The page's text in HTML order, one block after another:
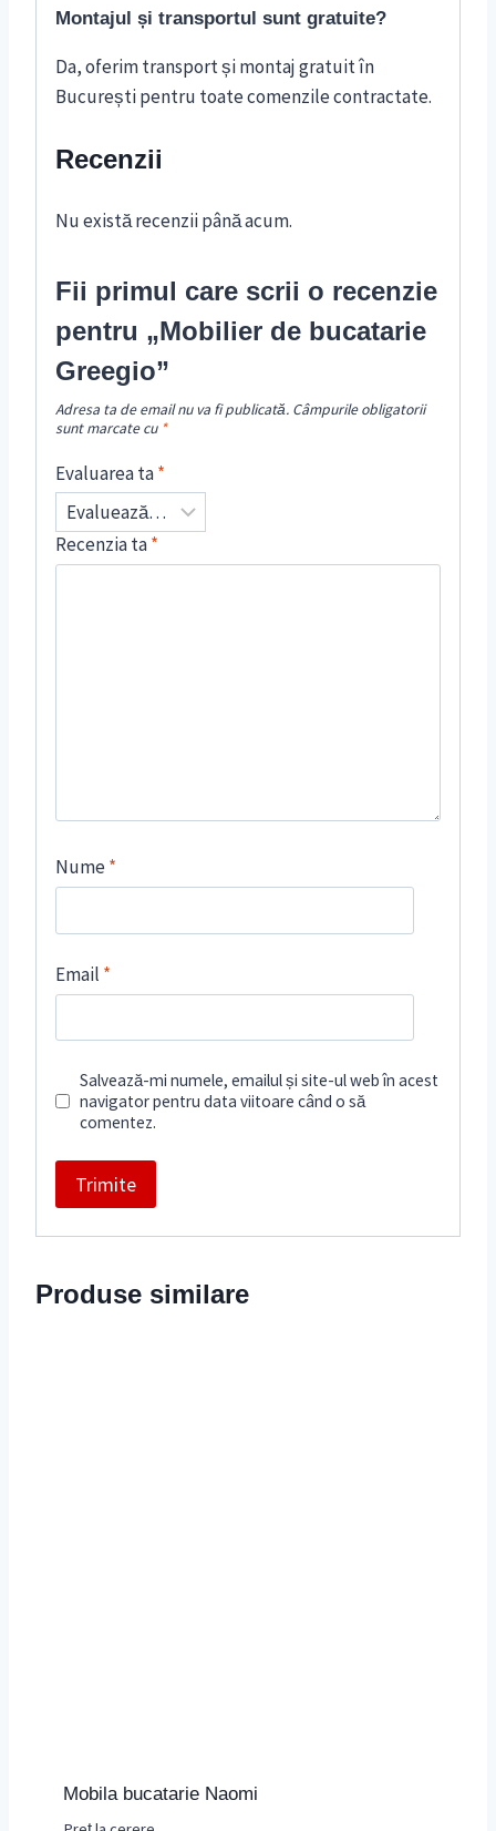
Montajul și transportul sunt gratuite?
Da, oferim transport și montaj gratuit în
București pentru toate comenzile contractate.
Recenzii
Nu există recenzii până acum.
Fii primul care scrii o recenzie
pentru „Mobilier de bucatarie
Greegio”
Adresa ta de email nu va fi publicată. Câmpurile obligatorii
sunt marcate cu *
Evaluarea ta*
Recenzia ta*
Nume*
Email *
Salvează-mi numele, emailul și site-ul web în acest
navigator pentru data viitoare când o să
comentez.
Produse similare
Mobila bucatarie Naomi